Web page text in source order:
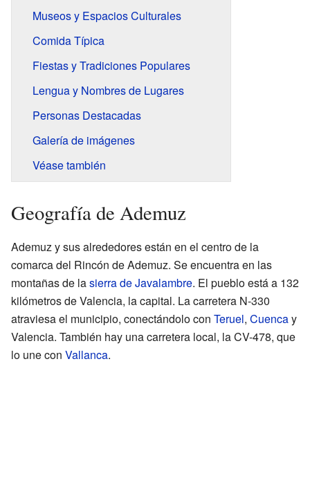
Museos y Espacios Culturales
Comida Típica
Fiestas y Tradiciones Populares
Lengua y Nombres de Lugares
Personas Destacadas
Galería de imágenes
Véase también
Geografía de Ademuz
Ademuz y sus alrededores están en el centro de la
comarca del Rincón de Ademuz. Se encuentra en las
montañas de lasierra de Javalambre. El pueblo está a 132
kilómetros de Valencia, la capital. La carretera N-330
atraviesa el municipio, conectándolo con Teruel, Cuencay
Valencia. También hay una carretera local, la CV-478, que
lo une con Vallanca.